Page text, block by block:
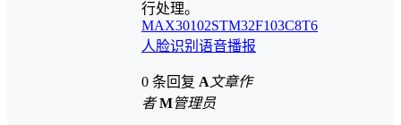
行处理。
MAX30102STM32F103C8T6
人脸识别 语音播报
0 条回复 A文章作
者 M管理员